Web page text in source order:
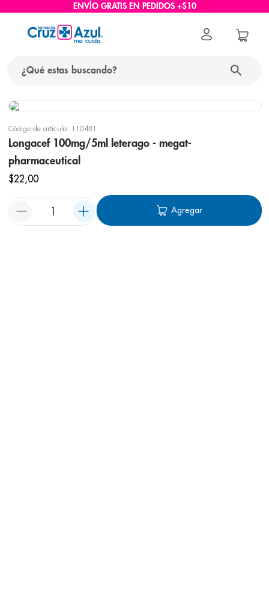
ENVÍO GRATIS EN PEDIDOS +$10
Código de artículo: 110481
Longacef 100mg/5ml leterago - megat-
pharmaceutical
$22,00
Agregar